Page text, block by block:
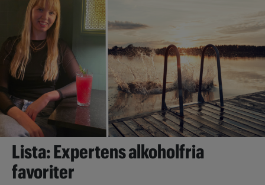
Lista: Expertens alkoholfria
favoriter